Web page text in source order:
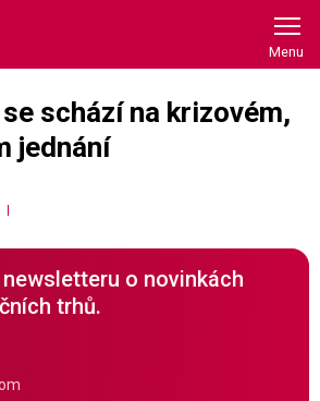
schází na krizovém,
jednání
o novinkách
trhů.